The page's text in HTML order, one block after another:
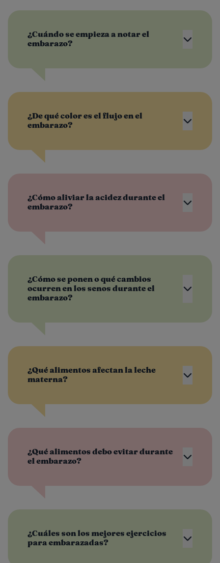
¿Cuándo se empieza a notar el
embarazo?
¿De qué color es el flujo en el
embarazo?
¿Cómo aliviar la acidez durante el
embarazo?
¿Cómo se ponen o qué cambios
ocurren en los senos durante el
embarazo?
¿Qué alimentos afectan la leche
materna?
¿Qué alimentos debo evitar durante
el embarazo?
¿Cuáles son los mejores ejercicios
para embarazadas?